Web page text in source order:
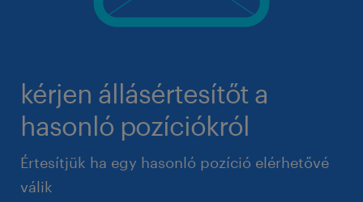
kérjen állásértesítőt a
hasonló pozíciókról
Értesítjük ha egy hasonló pozíció elérhetővé
válik